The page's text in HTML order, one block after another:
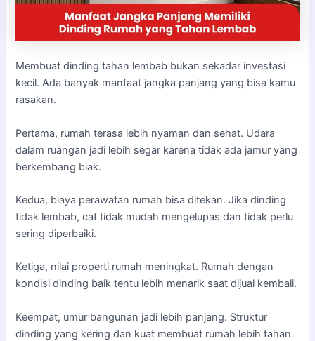
Membuat dinding tahan lembab bukan sekadar investasi
kecil. Ada banyak manfaat jangka panjang yang bisa kamu
rasakan.
Pertama, rumah terasa lebih nyaman dan sehat. Udara
dalam ruangan jadi lebih segar karena tidak ada jamur yang
berkembang biak.
Kedua, biaya perawatan rumah bisa ditekan. Jika dinding
tidak lembab, cat tidak mudah mengelupas dan tidak perlu
sering diperbaiki.
Ketiga, nilai properti rumah meningkat. Rumah dengan
kondisi dinding baik tentu lebih menarik saat dijual kembali.
Keempat, umur bangunan jadi lebih panjang. Struktur
dinding yang kering dan kuat membuat rumah lebih tahan